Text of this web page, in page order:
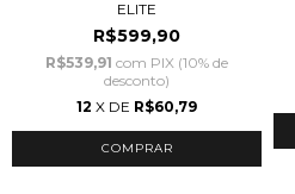
ELITE
R$599,90
R$539,91 com PIX (10% de
desconto)
12 X DE R$60,79
COMPRAR